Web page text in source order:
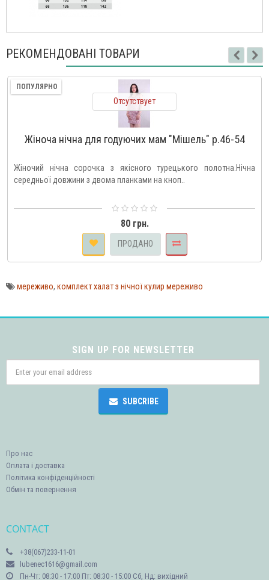
РЕКОМЕНДОВАНІ ТОВАРИ
ПОПУЛЯРНО
Отсутствует
Жіноча нічна для годуючих мам "Мішель" р.46-54
Жіночий нічна сорочка з якісного турецького полотна.Нічна
середньої довжини з двома планками на кноп..
80 грн.
ПРОДАНО
мереживо, комплект халат з нічної кулир мереживо
SIGN UP FOR NEWSLETTER
SUBCRIBE
Про нас
Оплата і доставка
Політика конфіденційності
Обмін та повернення
CONTACT
+38(067)233-11-01
lubenec1616@gmail.com
Пн-Чт: 08:30 - 17:00 Пт: 08:30 - 15:00 Сб, Нд: вихідний